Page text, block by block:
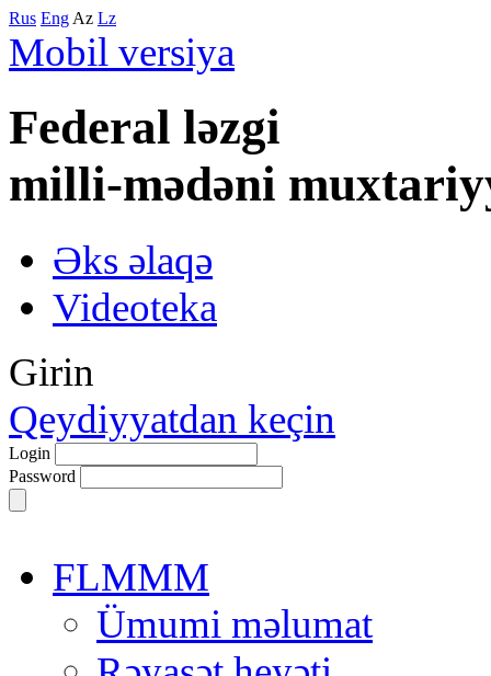
Rus Eng Az Lz
Mobil versiya
Federal lәzgi
milli-mәdәni
Əks əlaqə
Videoteka
Girin
Qeydiyyatdan keçin
Login
Password
FLMMM
Ümumi məlumat